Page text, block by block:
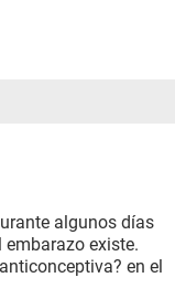
algunos días
existe.
en el